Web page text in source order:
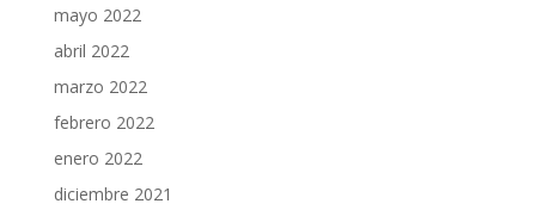
mayo 2022
abril 2022
marzo 2022
febrero 2022
enero 2022
diciembre 2021